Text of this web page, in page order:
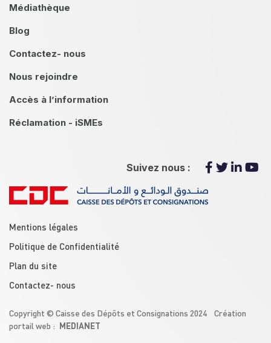
Médiathèque
Blog
Contactez- nous
Nous rejoindre
Accès à l’information
Réclamation - iSMEs
Suivez nous :
Mentions légales
Politique de Confidentialité
Plan du site
Contactez- nous
Copyright © Caisse des Dépôts et Consignations 2024 Création
portail web : MEDIANET